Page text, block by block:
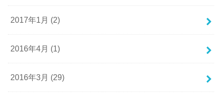
2017年1月 (2)
2016年4月 (1)
2016年3月 (29)